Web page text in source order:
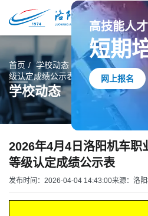
首页 学校动态
2026年4月4日洛
级认定成绩公示表
学校动态
2026年4月4日洛阳机车职
等级认定成绩公示表
发布时间：2026-04-04 14:43:00来源：洛
高技能人才
短期
网上报名